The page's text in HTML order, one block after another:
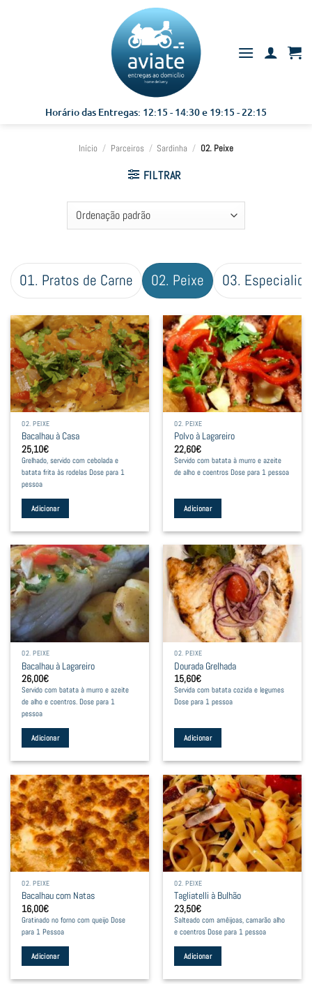
Horário das Entregas: 12:15 - 14:30 e 19:15 - 22:15
Início / Parceiros / Sardinha / 02. Peixe
FILTRAR
01. Pratos de Carne 02. Peixe 03.
02. PEIXE
Bacalhau à Casa
25,10€
Grelhado, servido com cebolada e
batata frita às rodelas Dose para 1
pessoa
Adicionar
02. PEIXE
Polvo à Lagareiro
22,60€
Servido com batata à murro e azeite
de alho e coentros Dose para 1 pessoa
Adicionar
02. PEIXE
Bacalhau à Lagareiro
26,00€
Servido com batata à murro e azeite
de alho e coentros. Dose para 1
pessoa
Adicionar
02. PEIXE
Dourada Grelhada
15,60€
Servida com batata cozida e legumes
Dose para 1 pessoa
Adicionar
02. PEIXE
Bacalhau com Natas
16,00€
Gratinado no forno com queijo Dose
para 1 Pessoa
Adicionar
02. PEIXE
Tagliatelli à Bulhão
23,50€
Salteado com amêijoas, camarão alho
e coentros Dose para 1 pessoa
Adicionar